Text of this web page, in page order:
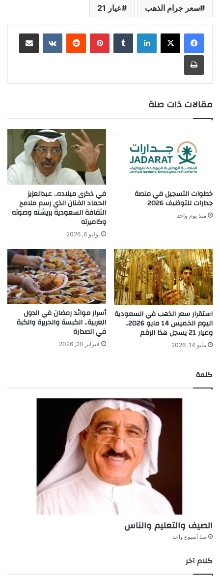
سعر جرام الذهب عيار 21
لينكدإن بينتيريست مشاركة عبر البريد
طباعة
مقالات ذات صلة
خطوات التسجيل في منصة
جدارات للتوظيف 2026
منذ يوم واحد
في ذكرى ميلاده.. عبدالعزيز
الحماد الفنان الذي رسم ملامح
الثقافة السعودية بريشته وصوته
وكاميرته
يوليو 6, 2026
استقرار سعر الذهب في السعودية
اليوم الخميس 14 مايو 2026..
وعيار 21 يسجل هذا الرقم
مايو 14, 2026
أسرار موائد رمضان في الدول
العربية.. الكبسة والحريرة والكبة
في الصدارة
فبراير 20, 2026
كلمة
الصيف والتعليم والناس
منذ أسبوع واحد
كلام آخر